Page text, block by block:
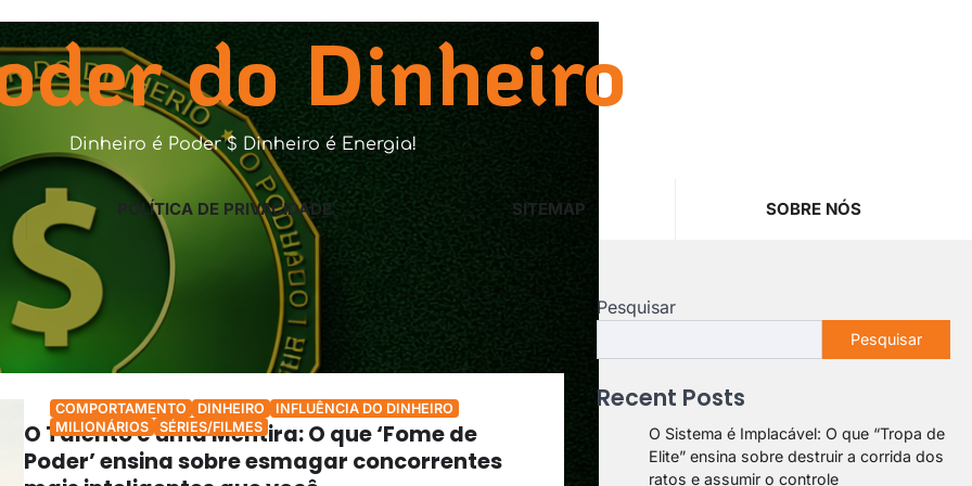
do Dinheiro
Dinheiro é Poder $ Dinheiro é Energia!
POLÍTICA DE PRIVACIDADE SITEMAP SOBRE NÓS
COMPORTAMENTO DINHEIRO
INFLUÊNCIA DO DINHEIRO
MILIONÁRIOS
SÉRIES/FILMES
O Talento é uma Mentira: O que ‘Fome de
Poder’ ensina sobre esmagar concorrentes
Pesquisar
Pesquisar
Recent Posts
O Sistema é Implacável: O que “Tropa de
Elite” ensina sobre destruir a corrida dos
ratos e assumir o controle